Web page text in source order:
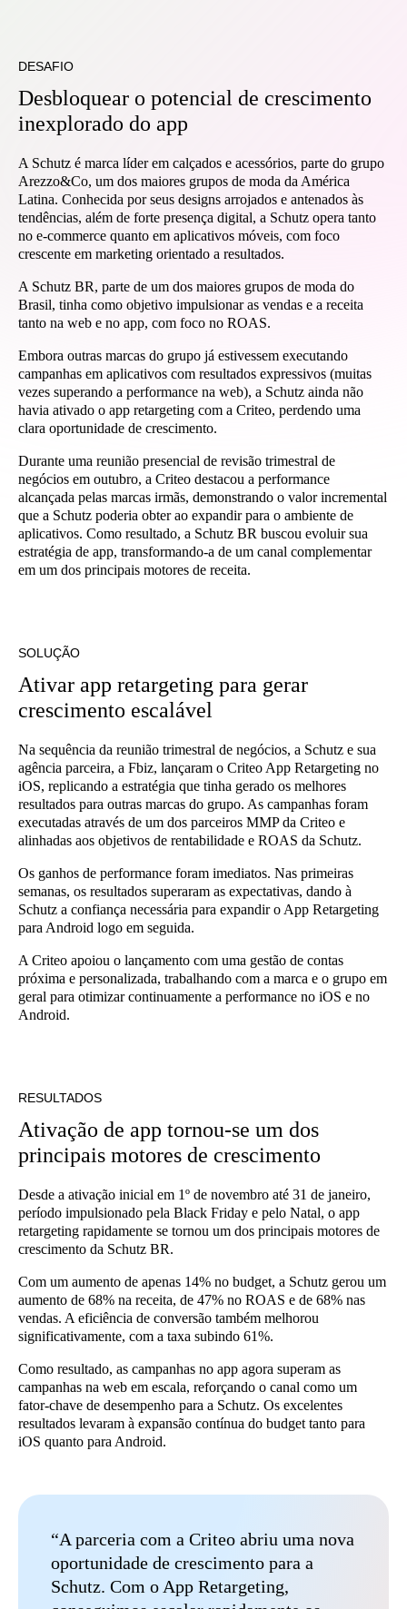
DESAFIO
Desbloquear o potencial de crescimento
inexplorado do app
A Schutz é marca líder em calçados e acessórios, parte do grupo
Arezzo&Co, um dos maiores grupos de moda da América
Latina. Conhecida por seus designs arrojados e antenados às
tendências, além de forte presença digital, a Schutz opera tanto
no e-commerce quanto em aplicativos móveis, com foco
crescente em marketing orientado a resultados.
A Schutz BR, parte de um dos maiores grupos de moda do
Brasil, tinha como objetivo impulsionar as vendas e a receita
tanto na web e no app, com foco no ROAS.
Embora outras marcas do grupo já estivessem executando
campanhas em aplicativos com resultados expressivos (muitas
vezes superando a performance na web), a Schutz ainda não
havia ativado o app retargeting com a Criteo, perdendo uma
clara oportunidade de crescimento.
Durante uma reunião presencial de revisão trimestral de
negócios em outubro, a Criteo destacou a performance
alcançada pelas marcas irmãs, demonstrando o valor incremental
que a Schutz poderia obter ao expandir para o ambiente de
aplicativos. Como resultado, a Schutz BR buscou evoluir sua
estratégia de app, transformando-a de um canal complementar
em um dos principais motores de receita.
SOLUÇÃO
Ativar app retargeting para gerar
crescimento escalável
Na sequência da reunião trimestral de negócios, a Schutz e sua
agência parceira, a Fbiz, lançaram o Criteo App Retargeting no
iOS, replicando a estratégia que tinha gerado os melhores
resultados para outras marcas do grupo. As campanhas foram
executadas através de um dos parceiros MMP da Criteo e
alinhadas aos objetivos de rentabilidade e ROAS da Schutz.
Os ganhos de performance foram imediatos. Nas primeiras
semanas, os resultados superaram as expectativas, dando à
Schutz a confiança necessária para expandir o App Retargeting
para Android logo em seguida.
A Criteo apoiou o lançamento com uma gestão de contas
próxima e personalizada, trabalhando com a marca e o grupo em
geral para otimizar continuamente a performance no iOS e no
Android.
RESULTADOS
Ativação de app tornou-se um dos
principais motores de crescimento
Desde a ativação inicial em 1º de novembro até 31 de janeiro,
período impulsionado pela Black Friday e pelo Natal, o app
retargeting rapidamente se tornou um dos principais motores de
crescimento da Schutz BR.
Com um aumento de apenas 14% no budget, a Schutz gerou um
aumento de 68% na receita, de 47% no ROAS e de 68% nas
vendas. A eficiência de conversão também melhorou
significativamente, com a taxa subindo 61%.
Como resultado, as campanhas no app agora superam as
campanhas na web em escala, reforçando o canal como um
fator-chave de desempenho para a Schutz. Os excelentes
resultados levaram à expansão contínua do budget tanto para
iOS quanto para Android.
“A parceria com a Criteo abriu uma nova
oportunidade de crescimento para a
Schutz. Com o App Retargeting,